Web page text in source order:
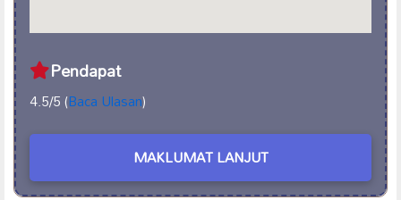
Pendapat
4.5/5 (Baca Ulasan)
MAKLUMAT LANJUT